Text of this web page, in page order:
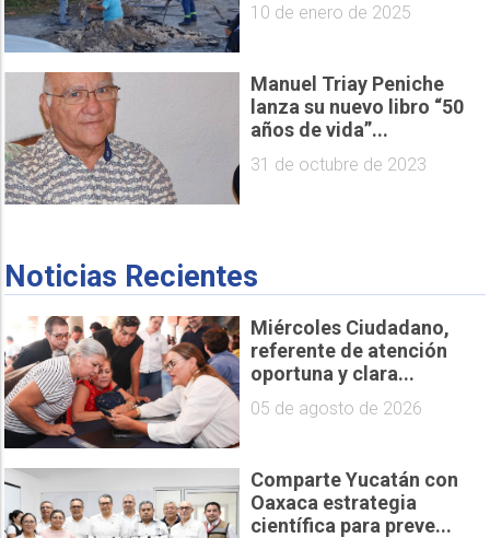
10 de enero de 2025
Manuel Triay Peniche
lanza su nuevo libro “50
años de vida”...
31 de octubre de 2023
Noticias Recientes
Miércoles Ciudadano,
referente de atención
oportuna y clara...
05 de agosto de 2026
Comparte Yucatán con
Oaxaca estrategia
científica para preve...